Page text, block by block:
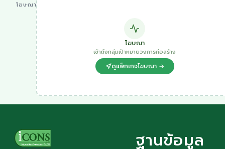
โฆษณา
โฆษณา
เข้าถึงกลุ่มเป้าหมายวงการก่อสร้าง
ดูแพ็กเกจโฆษณา →
ฐานข้อมูล